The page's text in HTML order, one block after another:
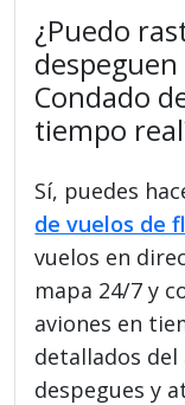
¿Puedo
Condado
tiempo
Sí, puedes
de vuelos de
vuelos en
mapa 24/7 y
aviones en
detallados del
despegues y